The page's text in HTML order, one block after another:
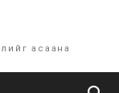
асаана